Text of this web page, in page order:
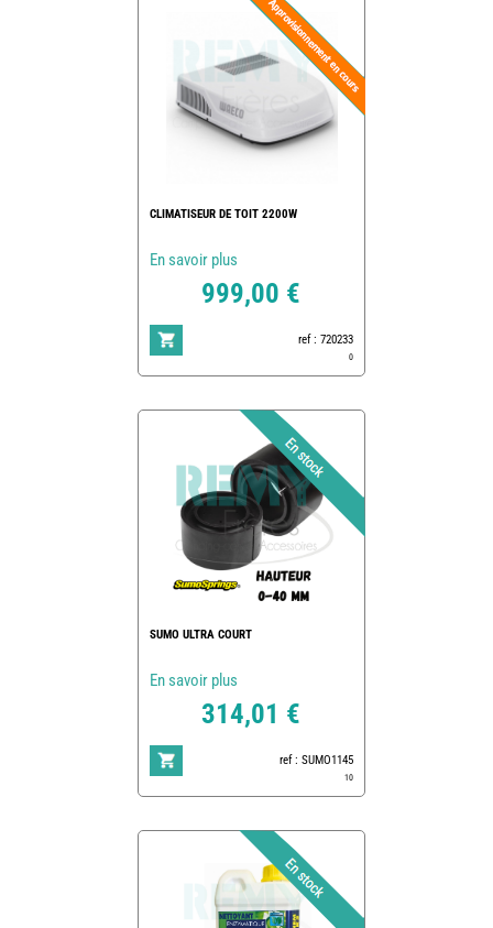
CLIMATISEUR DE TOIT 2200W
En savoir plus
999,00 €
ref : 720233
0
SUMO ULTRA COURT
En savoir plus
314,01 €
ref : SUMO1145
10